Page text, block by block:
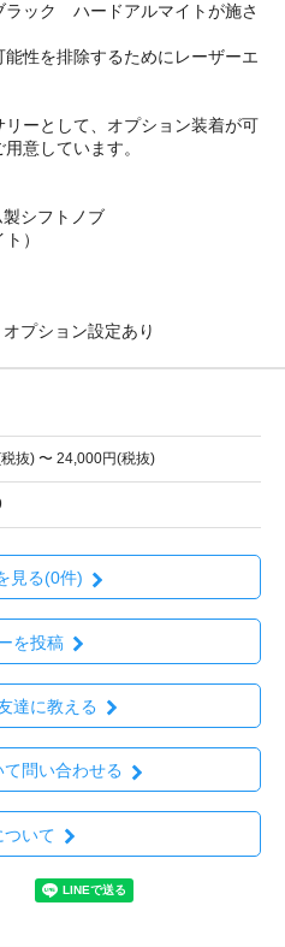
ラック ハードアルマイトが施さ
性を排除するためにレーザーエ
ーとして、オプション装着が可
意しています。
シフトノブ
）
プション設定あり
抜) 〜 24,000円(税抜)
見る(0件)
を投稿
達に教える
問い合わせる
ついて